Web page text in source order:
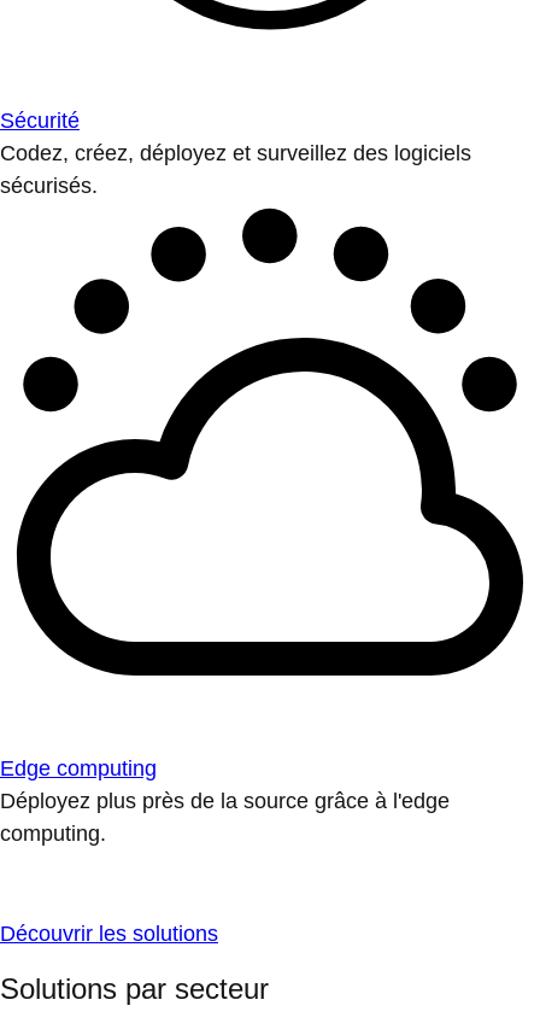
Sécurité
Codez, créez, déployez et surveillez des logiciels
sécurisés.
Edge computing
Déployez plus près de la source grâce à l'edge
computing.
Découvrir les solutions
Solutions par secteur